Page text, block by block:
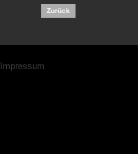
Zurück
Navigation
Impressum